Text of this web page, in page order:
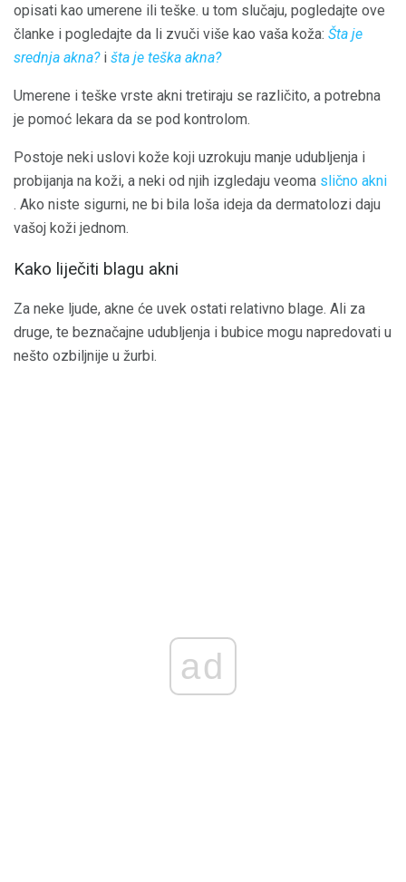
opisati kao umerene ili teške. u tom slučaju, pogledajte ove
članke i pogledajte da li zvuči više kao vaša koža: Šta je
srednja akna?i šta je teška akna?
Umerene i teške vrste akni tretiraju se različito, a potrebna
je pomoć lekara da se pod kontrolom.
Postoje neki uslovi kože koji uzrokuju manje udubljenja i
probijanja na koži, a neki od njih izgledaju veoma slično akni
. Ako niste sigurni, ne bi bila loša ideja da dermatolozi daju
vašoj koži jednom.
Kako liječiti blagu akni
Za neke ljude, akne će uvek ostati relativno blage. Ali za
druge, te beznačajne udubljenja i bubice mogu napredovati u
nešto ozbiljnije u žurbi.
ad